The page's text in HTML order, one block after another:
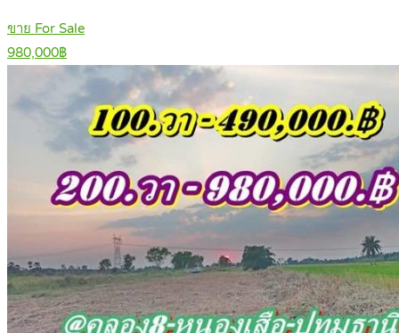
ขาย For Sale
980,000฿